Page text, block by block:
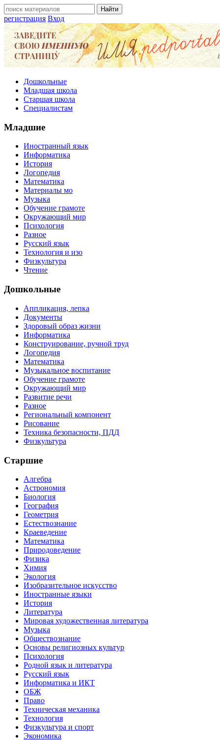
регистрация Вход
Дошкольные
Младшая школа
Старшая школа
Специалистам
Младшие
Иностранный язык
Информатика
История
Логопедия
Математика
Материалы мо
Музыка
Обучение грамоте
Окружающий мир
Психология
Разное
Русский язык
Технология и изо
Физкультура
Чтение
Дошкольные
Аппликация, лепка
Документы
Здоровый образ жизни
Информатика
Конструирование, ручной труд
Логопедия
Математика
Музыкальное воспитание
Обучение грамоте
Окружающий мир
Развитие речи
Разное
Региональный компонент
Рисование
Техника безопасности, ПДД
Физкультура
Старшие
Алгебра
Астрономия
Биология
География
Геометрия
Естествознание
Краеведение
Математика
Природоведение
Физика
Химия
Экология
Изобразительное искусство
Иностранные языки
История
Литература
Мировая художественная литература
Музыка
Обществознание
Основы религиозных культур
Психология
Родной язык и литература
Русский язык
Информатика и ИКТ
ОБЖ
Право
Техническая механика
Технология
Физкультура и спорт
Экономика